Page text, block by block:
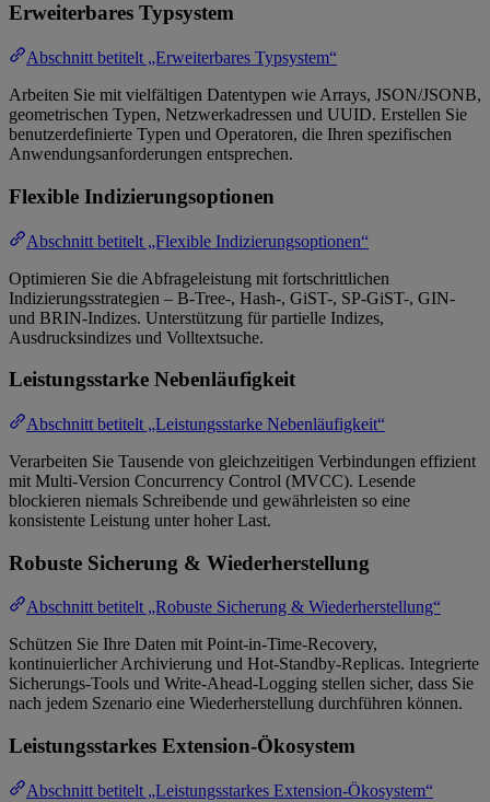
Erweiterbares Typsystem
Abschnitt betitelt „Erweiterbares Typsystem“
Arbeiten Sie mit vielfältigen Datentypen wie Arrays, JSON/JSONB,
geometrischen Typen, Netzwerkadressen und UUID. Erstellen Sie
benutzerdefinierte Typen und Operatoren, die Ihren spezifischen
Anwendungsanforderungen entsprechen.
Flexible Indizierungsoptionen
Abschnitt betitelt „Flexible Indizierungsoptionen“
Optimieren Sie die Abfrageleistung mit fortschrittlichen
Indizierungsstrategien – B-Tree-, Hash-, GiST-, SP-GiST-, GIN-
und BRIN-Indizes. Unterstützung für partielle Indizes,
Ausdrucksindizes und Volltextsuche.
Leistungsstarke Nebenläufigkeit
Abschnitt betitelt „Leistungsstarke Nebenläufigkeit“
Verarbeiten Sie Tausende von gleichzeitigen Verbindungen effizient
mit Multi-Version Concurrency Control (MVCC). Lesende
blockieren niemals Schreibende und gewährleisten so eine
konsistente Leistung unter hoher Last.
Robuste Sicherung & Wiederherstellung
Abschnitt betitelt „Robuste Sicherung & Wiederherstellung“
Schützen Sie Ihre Daten mit Point-in-Time-Recovery,
kontinuierlicher Archivierung und Hot-Standby-Replicas. Integrierte
Sicherungs-Tools und Write-Ahead-Logging stellen sicher, dass Sie
nach jedem Szenario eine Wiederherstellung durchführen können.
Leistungsstarkes Extension-Ökosystem
Abschnitt betitelt „Leistungsstarkes Extension-Ökosystem“